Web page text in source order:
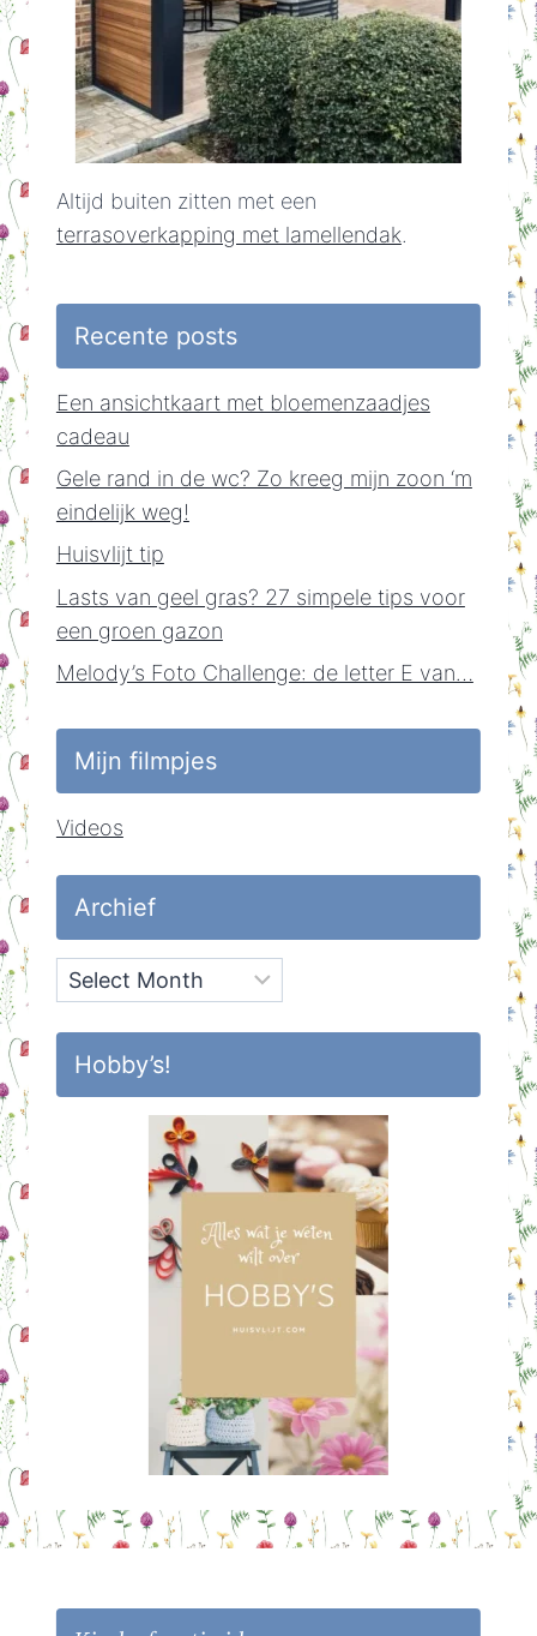
Altijd buiten zitten met een
terrasoverkapping met lamellendak.
Recente posts
Een ansichtkaart met bloemenzaadjes
cadeau
Gele rand in de wc? Zo kreeg mijn zoon ‘m
eindelijk weg!
Huisvlijt tip
Lasts van geel gras? 27 simpele tips voor
een groen gazon
Melody’s Foto Challenge: de letter E van…
Mijn filmpjes
Videos
Archief
Archief
Hobby’s!